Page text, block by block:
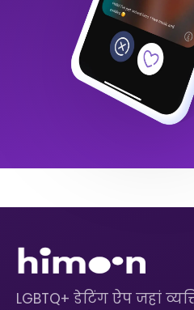
LGBTQ+ डेटिंग ऐप जहां